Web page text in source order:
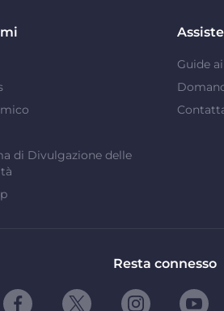
di Divulgazione delle
Guide
Resta connesso